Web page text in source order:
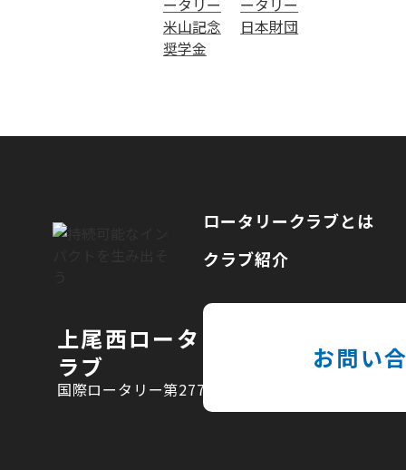
上尾西ロータリーク
ラブ
国際ロータリー第2770地区
ロータリークラブとは
クラブ紹介
お問い